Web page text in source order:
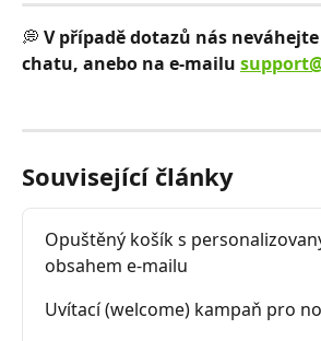
💭 V případě dotazů nás
chatu, anebo na e-mailu
Související články
Opuštěný košík s
obsahem e-mailu
Uvítací (welcome) kampaň pro